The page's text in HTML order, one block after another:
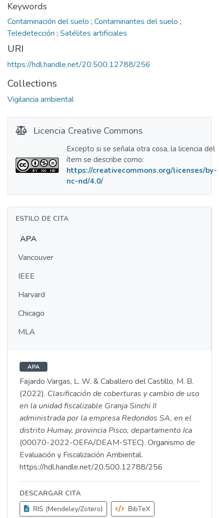
Keywords
Contaminación del suelo ; Contaminantes del suelo ;
Teledetección ; Satélites artificiales
URI
https://hdl.handle.net/20.500.12788/256
Collections
Vigilancia ambiental
Licencia Creative Commons
Excepto si se señala otra cosa, la licencia del
ítem se describe como:
https://creativecommons.org/licenses/by-
nc-nd/4.0/
ESTILO DE CITA
APA
Vancouver
IEEE
Harvard
Chicago
MLA
APA
Fajardo Vargas, L. W. & Caballero del Castillo, M. B.
(2022). Clasificación de coberturas y cambio de uso
en la unidad fiscalizable Granja Sinchi II
administrada por la empresa Redondos SA, en el
distrito Humay, provincia Pisco, departamento Ica
(00070-2022-OEFA/DEAM-STEC). Organismo de
Evaluación y Fiscalización Ambiental.
https://hdl.handle.net/20.500.12788/256
DESCARGAR CITA
RIS (Mendeley/Zotero)
BibTeX